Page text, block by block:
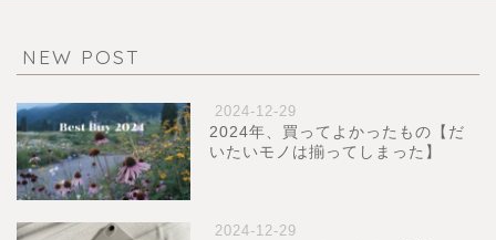
NEW POST
2024-12-29
2024年、買ってよかったもの【だ
いたいモノは揃ってしまった】
2024-12-29